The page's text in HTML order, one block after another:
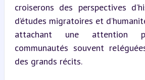
croiserons des perspectives
d’études migratoires et
attachant une attention
communautés souvent
des grands récits.